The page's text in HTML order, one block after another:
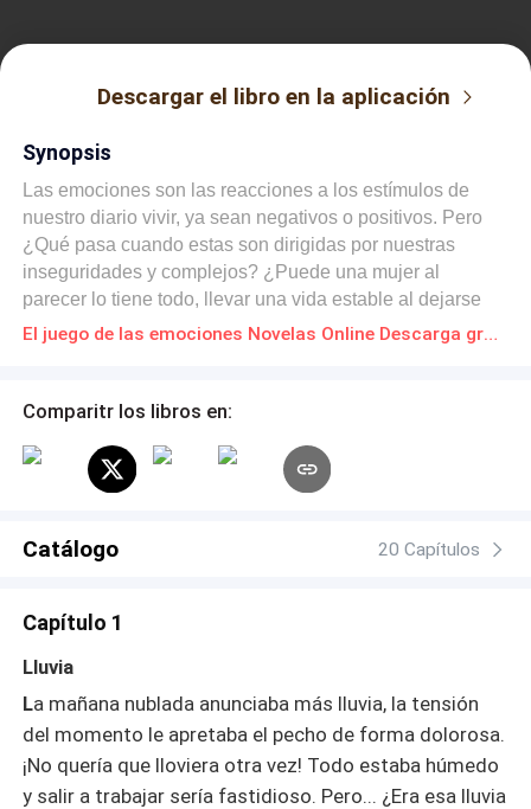
Descargar el libro en la aplicación
Synopsis
Las emociones son las reacciones a los estímulos de
nuestro diario vivir, ya sean negativos o positivos. Pero
¿Qué pasa cuando estas son dirigidas por nuestras
inseguridades y complejos? ¿Puede una mujer al
parecer lo tiene todo, llevar una vida estable al dejarse
controlar por sus miedos y baja autoestima? ¿Y qué
alimenta las inseguridades de su esposa. ¿Crees ellos
El juego de las emociones Novelas Online Descarga gratuita de PDF
Comparitr los libros en:
Catálogo 20 Capítulos
Capítulo 1
Lluvia
La mañana nublada anunciaba más lluvia, la tensión
del momento le apretaba el pecho de forma dolorosa.
¡No quería que lloviera otra vez! Todo estaba húmedo
y salir a trabajar sería fastidioso. Pero... ¿Era esa lluvia